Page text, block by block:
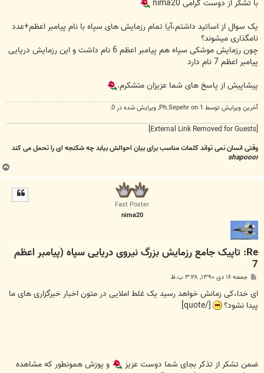
با تشکر از دوست گرامی nima20
یک سوال از اساتید داشتم،آیا تمام رزمایش های سپاه با نام پیامبر اعظم+عدد
نامگذاری میشوند؟
چون رزمایش موشکی سپاه هم پیامبر اعظم 6 نام داشت و این رزمایش دریایی
پیامبر اعظم 7 نام دارد
پیشاپیش از پاسخ های شما عزیزان متشکرم.
آخرین ويرايش توسط 1 on Ph.Sepehr, ويرايش شده در 0.
[External Link Removed for Guests]
وقتی انسان نمی تواند کلمات مناسب برای بیان احوالش بیابد چه شکنجه ای را تحمل می کند
shapooor
Fast Poster
nima20
Re: تاپیک جامع رزمایش بزرگ نیروی دریایی سپاه (پیامبر اعظم
7
ت
جمعه ۱۶ دی ۱۳۹۰, ۳:۲۸ ب.ظ
ای خدا،کی زمانش خواهد رسید یک غلط املایی در متون اخبار خبرگزاری های ما
پیدا نشود؟
[/quote]
ضمن تشکر از تذکر بجای شما دوست عزیز
و پوزش همونطور که مشاهده